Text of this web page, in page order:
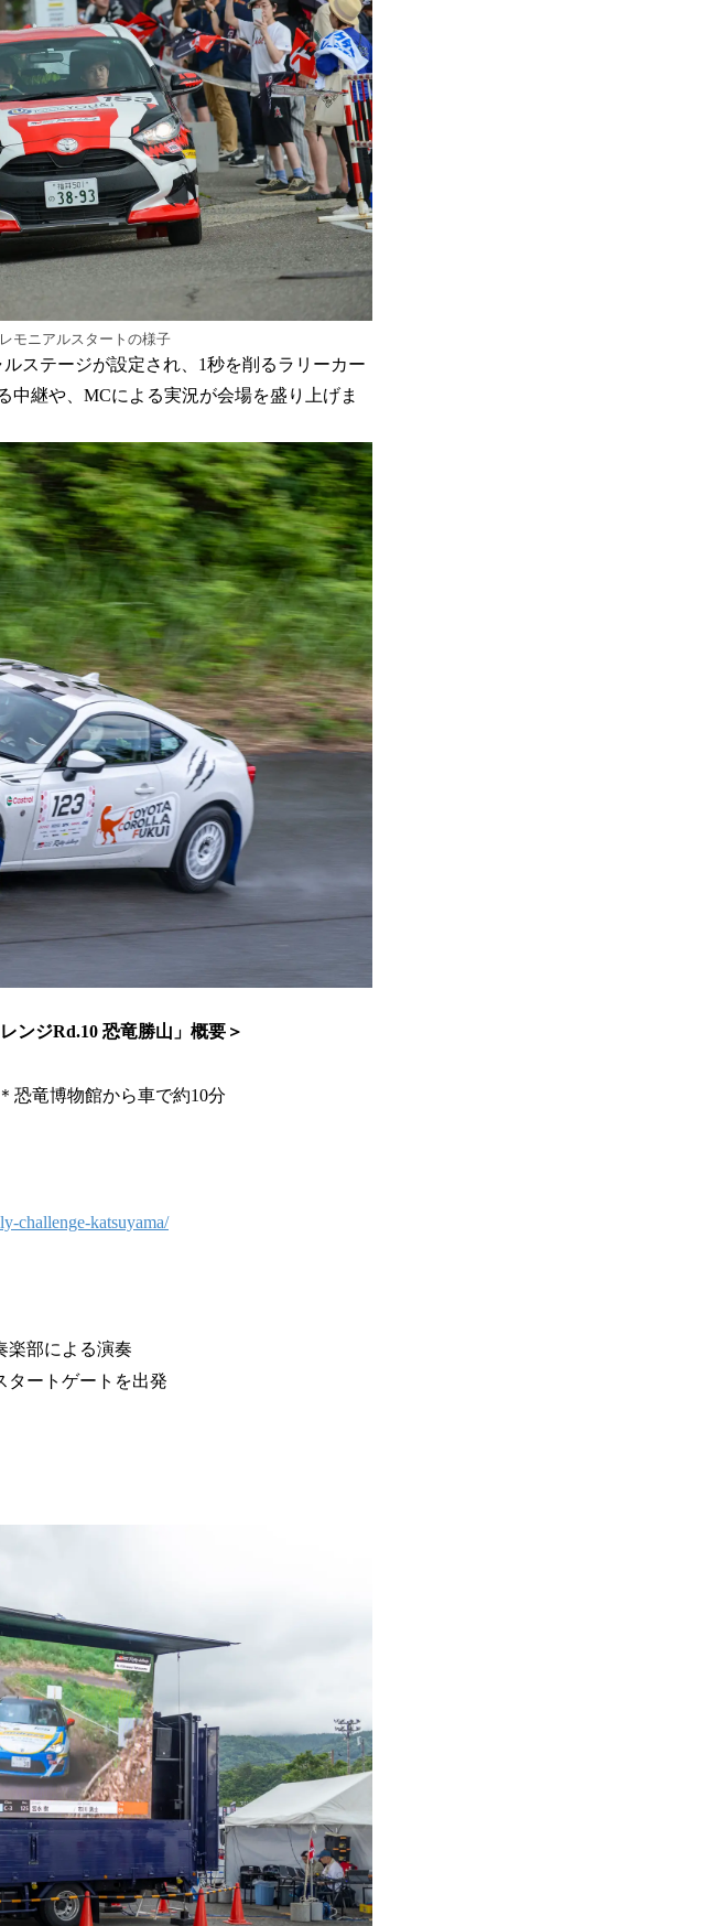
モニアルスタートの様子
ステージが設定され、1秒を削るラリーカー
継や、MCによる実況が会場を盛り上げま
ンジRd.10 恐竜勝山」概要＞
恐竜博物館から車で約10分
challenge-katsuyama/
部による演奏
ートゲートを出発